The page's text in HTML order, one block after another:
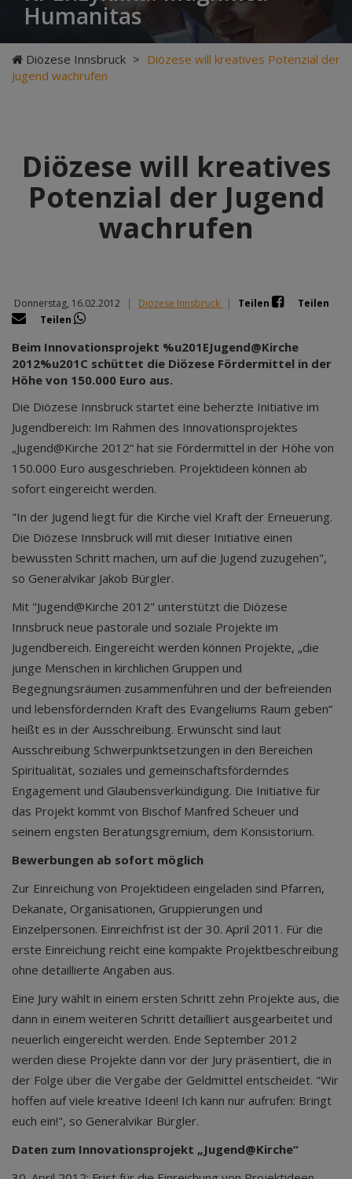
Humanitas
Diözese Innsbruck > Diözese will kreatives Potenzial der
Jugend wachrufen
Diözese will kreatives
Potenzial der Jugend
wachrufen
Donnerstag, 16.02.2012 | Diözese Innsbruck | Teilen
Teilen
Teilen
Beim Innovationsprojekt %u201EJugend@Kirche
2012%u201C schüttet die Diözese Fördermittel in der
Höhe von 150.000 Euro aus.
Die Diözese Innsbruck startet eine beherzte Initiative im
Jugendbereich: Im Rahmen des Innovationsprojektes
„Jugend@Kirche 2012“ hat sie Fördermittel in der Höhe von
150.000 Euro ausgeschrieben. Projektideen können ab
sofort eingereicht werden.
"In der Jugend liegt für die Kirche viel Kraft der Erneuerung.
Die Diözese Innsbruck will mit dieser Initiative einen
bewussten Schritt machen, um auf die Jugend zuzugehen",
so Generalvikar Jakob Bürgler.
Mit "Jugend@Kirche 2012" unterstützt die Diözese
Innsbruck neue pastorale und soziale Projekte im
Jugendbereich. Eingereicht werden können Projekte, „die
junge Menschen in kirchlichen Gruppen und
Begegnungsräumen zusammenführen und der befreienden
und lebensfördernden Kraft des Evangeliums Raum geben“
heißt es in der Ausschreibung. Erwünscht sind laut
Ausschreibung Schwerpunktsetzungen in den Bereichen
Spiritualität, soziales und gemeinschaftsförderndes
Engagement und Glaubensverkündigung. Die Initiative für
das Projekt kommt von Bischof Manfred Scheuer und
seinem engsten Beratungsgremium, dem Konsistorium.
Bewerbungen ab sofort möglich
Zur Einreichung von Projektideen eingeladen sind Pfarren,
Dekanate, Organisationen, Gruppierungen und
Einzelpersonen. Einreichfrist ist der 30. April 2011. Für die
erste Einreichung reicht eine kompakte Projektbeschreibung
ohne detaillierte Angaben aus.
Eine Jury wählt in einem ersten Schritt zehn Projekte aus, die
dann in einem weiteren Schritt detailliert ausgearbeitet und
neuerlich eingereicht werden. Ende September 2012
werden diese Projekte dann vor der Jury präsentiert, die in
der Folge über die Vergabe der Geldmittel entscheidet. "Wir
hoffen auf viele kreative Ideen! Ich kann nur aufrufen: Bringt
euch ein!", so Generalvikar Bürgler.
Daten zum Innovationsprojekt „Jugend@Kirche“